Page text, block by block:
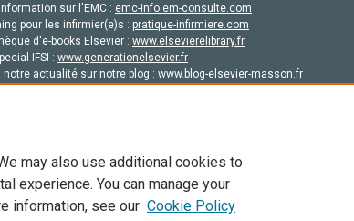
sur l'EMC : emc-info.em-consulte.com
pour les infirmier(e)s : pratique-infirmiere.com
d'e-books Elsevier : www.elsevierelibrary.fr
IFSI : www.generationelsevier.fr
notre actualité sur notre blog : www.blog-elsevier-masson.fr
de licence et ses contributeurs. Tout les droits sont réservés,
may also use additional cookies to
experience. You can manage your
information, see our Cookie Policy